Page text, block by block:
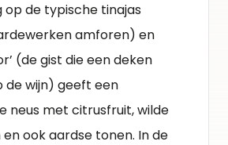
op de typische tinajas
amforen) en
(de gist die een deken
de wijn) geeft een
neus met citrusfruit, wilde
ook aardse tonen. In de